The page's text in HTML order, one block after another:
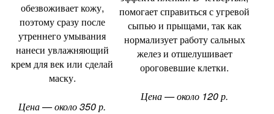
обезвоживает кожу,
поэтому сразу после
утреннего умывания
нанеси увлажняющий
крем для век или сделай
маску.
Цена — около 350 р.
помогает справиться с угревой
сыпью и прыщами, так как
нормализует работу сальных
желез и отшелушивает
ороговевшие клетки.
Цена — около 120 р.